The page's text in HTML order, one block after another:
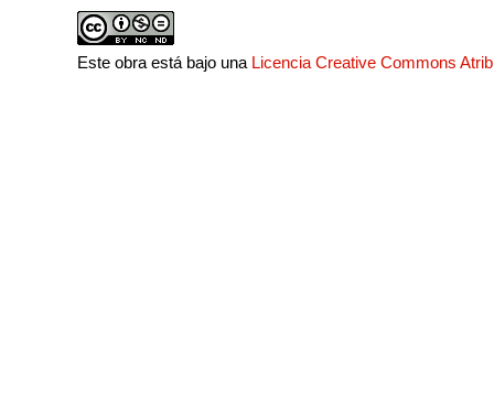
Este obra está bajo una Licencia Creative Commons